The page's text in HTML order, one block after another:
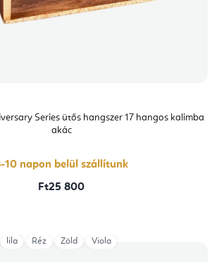
Series ütős hangszer 17 hangos kalimba
akác
10 napon belül szállítunk
Ft25 800
lila Réz Zöld Viola